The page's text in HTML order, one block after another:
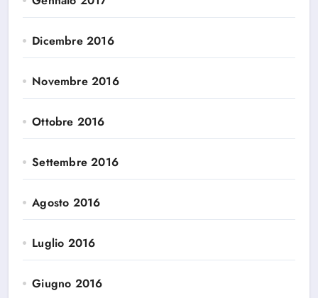
Dicembre 2016
Novembre 2016
Ottobre 2016
Settembre 2016
Agosto 2016
Luglio 2016
Giugno 2016